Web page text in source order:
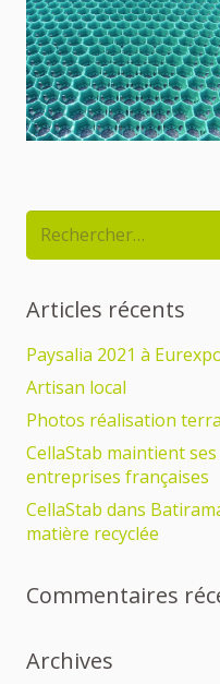
Rechercher :
Articles récents
Paysalia 2021 à
Artisan local
Photos réalisation
CellaStab maintient
entreprises françaises
CellaStab dans
matière recyclée
Commentaires
Archives